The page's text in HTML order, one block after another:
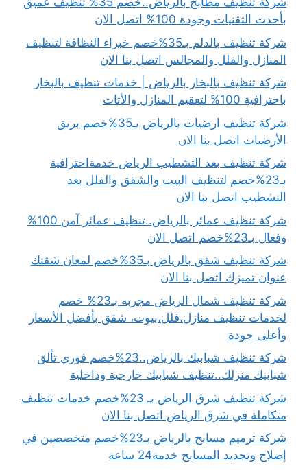
بأحدث التقنيات وجودة 100% اتصل الان
شركة تنظيف بالدلم بـ35%خصم خبراء النظافة لتنظيف
المنازل والفلل والمجالس اتصل بنا الان
شركة تنظيف بالبخار بالرياض | خدمات تنظيف بالبخار
باحترافية 100% لتعقيم المنازل والأثاث
شركة تنظيف ارضيات بالرياض بـ35%خصم بريق
الأرضيات اتصل بنا الان
شركة تنظيف بعد التشطيب الرياض خدمةاحترافية
بـ23%خصم لتنظيف البيت والشقق والفلل بعد
التشطيب اتصل بنا الان
شركة تنظيف عمائر بالرياض..تنظيف عمائر آمن 100%
وفعال بـ23%خصم اتصل الان
شركة تنظيف شقق بالرياض بـ35%خصم لمعان شقتك
عنوان تميزك اتصل بنا الان
شركة تنظيف شمال الرياض مجربه بـ23% خصم
لخدمات تنظيف منازل،فلل،بيوت، شقق بأفضل الأسعار
وأعلى جودة
شركة تنظيف شبابيك بالرياض..23%خصم فوري تألق
شبابيك منزلك..تنظيف شبابيك خارجية وداخلية
شركة تنظيف شرق الرياض بـ 23%خصم خدمات تنظيف
متكاملة في شرق الرياض اتصل بنا الان
شركة ترميم مسابح بالرياض بـ23%خصم متخصصين في
إصلاح وتجديد المسابح خدمة24 ساعة